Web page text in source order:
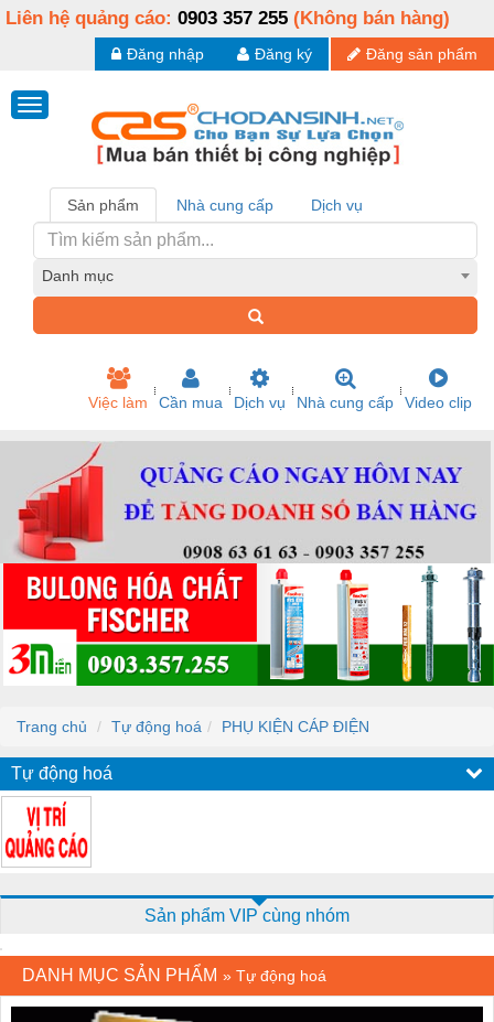
Liên hệ quảng cáo: 0903 357 255 (Không bán hàng)
Đăng sản phẩm
Đăng ký
Đăng nhập
Sản phẩm Nhà cung cấp Dịch vụ
Danh mục
Việc làm Cần mua Dịch vụ Nhà cung cấp Video clip
Trang chủ Tự động hoá PHỤ KIỆN CÁP ĐIỆN
Tự động hoá
Sản phẩm VIP cùng nhóm
DANH MỤC SẢN PHẨM » Tự động hoá